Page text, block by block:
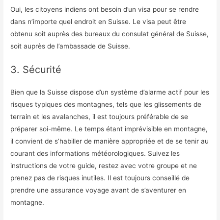
Oui, les citoyens indiens ont besoin d’un visa pour se rendre
dans n’importe quel endroit en Suisse. Le visa peut être
obtenu soit auprès des bureaux du consulat général de Suisse,
soit auprès de l’ambassade de Suisse.
3. Sécurité
Bien que la Suisse dispose d’un système d’alarme actif pour les
risques typiques des montagnes, tels que les glissements de
terrain et les avalanches, il est toujours préférable de se
préparer soi-même. Le temps étant imprévisible en montagne,
il convient de s’habiller de manière appropriée et de se tenir au
courant des informations météorologiques. Suivez les
instructions de votre guide, restez avec votre groupe et ne
prenez pas de risques inutiles. Il est toujours conseillé de
prendre une assurance voyage avant de s’aventurer en
montagne.